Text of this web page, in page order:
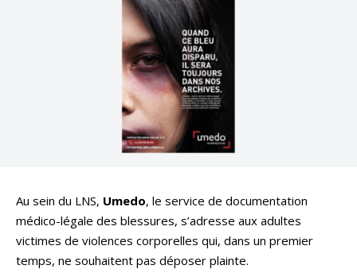
Au sein du LNS, Umedo, le service de documentation
médico-légale des blessures, s’adresse aux adultes
victimes de violences corporelles qui, dans un premier
temps, ne souhaitent pas déposer plainte.